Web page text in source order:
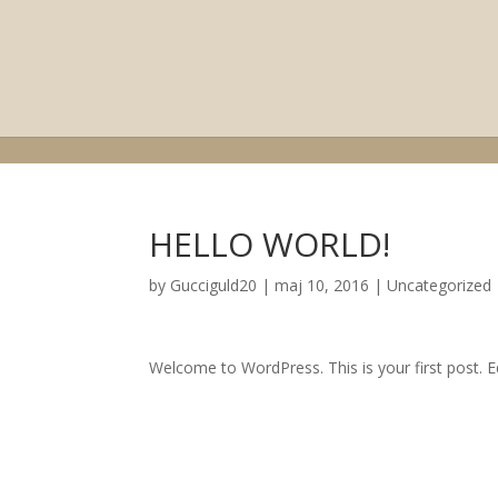
HELLO WORLD!
by Gucciguld20 |maj 10, 2016 |Uncategorized
Welcome to WordPress. This is your first post.